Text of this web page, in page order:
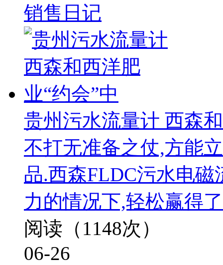
销售日记
贵州污水流量计 西森
不打无准备之仗,方能
品.西森FLDC污水电
力的情况下,轻松赢得
阅读（1148次）
06-26